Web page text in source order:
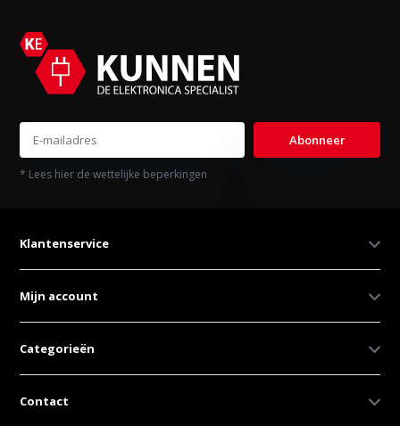
Abonneer
* Lees hier de wettelijke beperkingen
Klantenservice
Mijn account
Categorieën
Contact